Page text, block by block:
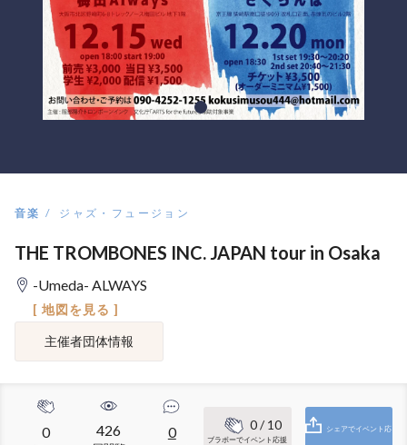
音楽 ジャズ・フュージョン
THE TROMBONES INC. JAPAN tour in Osaka
-Umeda- ALWAYS
[ 地図を見る ]
主催者団体情報
0 426 0 0/ 10
ブラボーでイベント応援
シェアでイベント応